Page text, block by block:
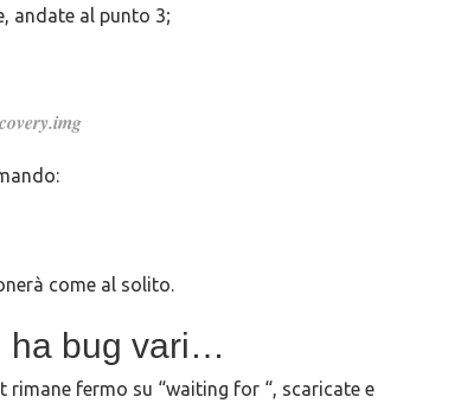
andate al punto 3;
come al solito.
ha bug vari…
fermo su “waiting for “, scaricate e